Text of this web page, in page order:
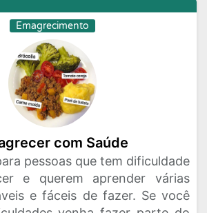
Emagrecimento
com Saúde
pessoas que tem dificuldade
e querem aprender várias
e fáceis de fazer. Se você